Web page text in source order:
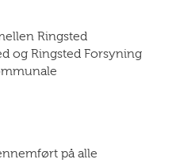
Ringsted
og Ringsted Forsyning
på alle